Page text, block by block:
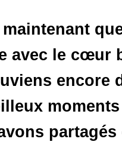
maintenant
avec le cœur
encore
partagés